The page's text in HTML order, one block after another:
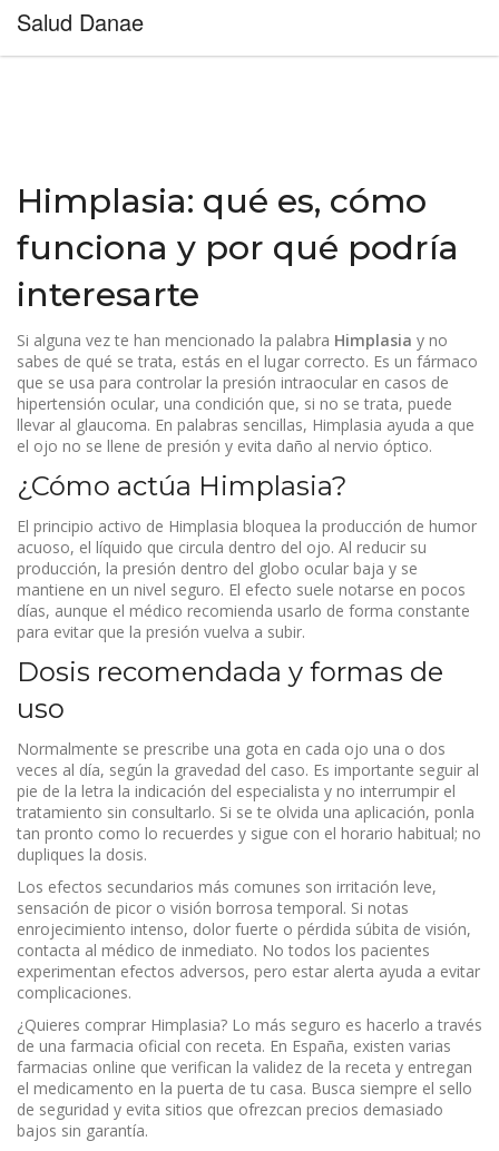
Salud Danae
Himplasia: qué es, cómo
funciona y por qué podría
interesarte
Si alguna vez te han mencionado la palabra Himplasia y no
sabes de qué se trata, estás en el lugar correcto. Es un fármaco
que se usa para controlar la presión intraocular en casos de
hipertensión ocular, una condición que, si no se trata, puede
llevar al glaucoma. En palabras sencillas, Himplasia ayuda a que
el ojo no se llene de presión y evita daño al nervio óptico.
¿Cómo actúa Himplasia?
El principio activo de Himplasia bloquea la producción de humor
acuoso, el líquido que circula dentro del ojo. Al reducir su
producción, la presión dentro del globo ocular baja y se
mantiene en un nivel seguro. El efecto suele notarse en pocos
días, aunque el médico recomienda usarlo de forma constante
para evitar que la presión vuelva a subir.
Dosis recomendada y formas de
uso
Normalmente se prescribe una gota en cada ojo una o dos
veces al día, según la gravedad del caso. Es importante seguir al
pie de la letra la indicación del especialista y no interrumpir el
tratamiento sin consultarlo. Si se te olvida una aplicación, ponla
tan pronto como lo recuerdes y sigue con el horario habitual; no
dupliques la dosis.
Los efectos secundarios más comunes son irritación leve,
sensación de picor o visión borrosa temporal. Si notas
enrojecimiento intenso, dolor fuerte o pérdida súbita de visión,
contacta al médico de inmediato. No todos los pacientes
experimentan efectos adversos, pero estar alerta ayuda a evitar
complicaciones.
¿Quieres comprar Himplasia? Lo más seguro es hacerlo a través
de una farmacia oficial con receta. En España, existen varias
farmacias online que verifican la validez de la receta y entregan
el medicamento en la puerta de tu casa. Busca siempre el sello
de seguridad y evita sitios que ofrezcan precios demasiado
bajos sin garantía.